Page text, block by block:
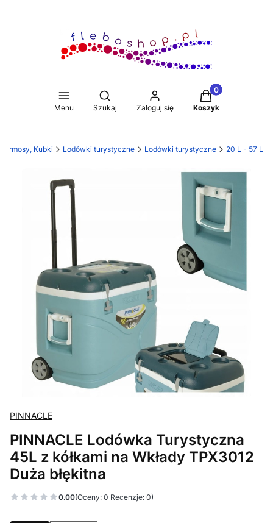
Menu
Otwórz wyszukiwarkę
Szukaj Zaloguj się
Produkty w
Koszyk
Kubki Lodówki turystyczne Lodówki turystyczne 20 L - 57 L
PINNACLE
PINNACLE Lodówka Turystyczna
45L z kółkami na Wkłady TPX3012
Duża błękitna
0.00(Oceny: 0 Recenzje: 0)